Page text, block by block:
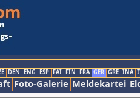
DEN ENG ESP FAI FIN FRA GER GRE INA
Foto-Galerie Meldekartei